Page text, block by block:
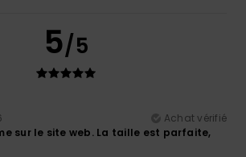
5/5
Achat vérifié
sur le site web. La taille est parfaite,